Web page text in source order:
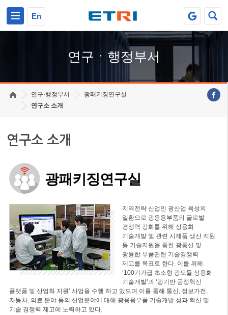
En
연구ㆍ행정부서
연구·행정부서
광패키징연구실
연구소 소개
연구소 소개
광패키징연구실
지역전략 산업인 광산업 육성의
일환으로 광응용부품의 글로벌
경쟁력 강화를 위해 상용화
기술개발 및 관련 시제품 생산 지원
등 기술지원을 통한 광통신 및
광융합 부품관련 기술경쟁력
제고를 목표로 한다. 이를 위해
‘100기가급 초소형 광모듈 상용화
기술개발’과 ‘광기반 공정혁신
플랫폼 및 산업화 지원’ 사업을 수행 하고 있으며 이를 통해 통신, 정보가전,
자동차, 의료 분야 등의 산업분야에 대해 광응용부품 기술개발 성과 확산 및
기술 경쟁력 제고에 노력하고 있다.